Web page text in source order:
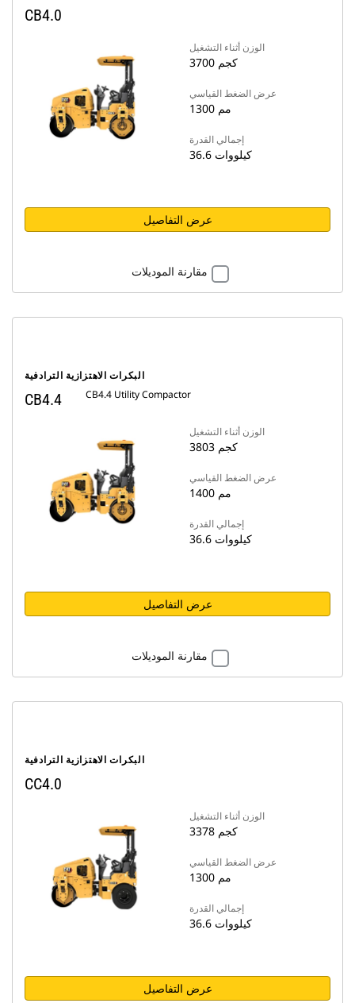
CB4.0
الوزن أثناء التشغيل
3700 كجم
عرض الضغط القياسي
1300 مم
إجمالي القدرة
36.6 كيلووات
عرض التفاصيل
مقارنة الموديلات
البكرات الاهتزازية الترادفية
CB4.4 CB4.4 Utility Compactor
الوزن أثناء التشغيل
3803 كجم
عرض الضغط القياسي
1400 مم
إجمالي القدرة
36.6 كيلووات
عرض التفاصيل
مقارنة الموديلات
البكرات الاهتزازية الترادفية
CC4.0
الوزن أثناء التشغيل
3378 كجم
عرض الضغط القياسي
1300 مم
إجمالي القدرة
36.6 كيلووات
عرض التفاصيل